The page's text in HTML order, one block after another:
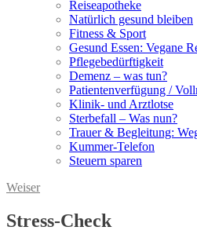
Reiseapotheke
Natürlich gesund bleiben
Fitness & Sport
Gesund Essen: Vegane
Pflegebedürftigkeit
Demenz – was tun?
Patientenverfügung /
Klinik- und Arztlotse
Sterbefall – Was nun?
Trauer & Begleitung:
Kummer-Telefon
Steuern sparen
Weiser
Stress-Check